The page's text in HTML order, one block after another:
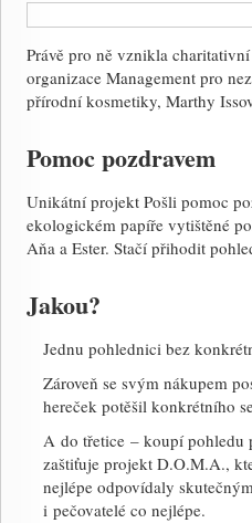
Právě pro ně vznikla
organizace Management pro
přírodní kosmetiky, Marthy
Pomoc pozdravem
Unikátní projekt Pošli pomoc
ekologickém papíře vytištěné
Aňa a Ester. Stačí přihodit
Jakou?
Jednu pohlednici bez
Zároveň se svým nákupem
hereček potěšil konkrétního
A do třetice – koupí pohledu
zaštiťuje projekt D.O.M.A.,
nejlépe odpovídaly
i pečovatelé co nejlépe.